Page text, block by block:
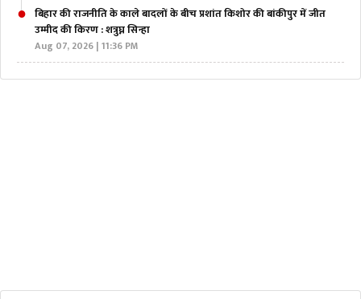
बिहार की राजनीति के काले बादलों के बीच प्रशांत किशोर की बांकीपुर में जीत
उम्मीद की किरण : शत्रुघ्न सिन्हा
Aug 07, 2026 | 11:36 PM